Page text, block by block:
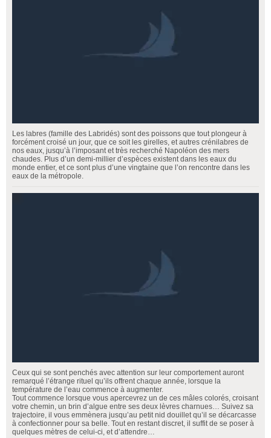
Les labres (famille des Labridés) sont des poissons que tout plongeur à
forcément croisé un jour, que ce soit les girelles, et autres crénilabres de
nos eaux, jusqu’à l’imposant et très recherché Napoléon des mers
chaudes. Plus d’un demi-millier d’espèces existent dans les eaux du
monde entier, et ce sont plus d’une vingtaine que l’on rencontre dans les
eaux de la métropole.
Ceux qui se sont penchés avec attention sur leur comportement auront
remarqué l’étrange rituel qu’ils offrent chaque année, lorsque la
température de l’eau commence à augmenter.
Tout commence lorsque vous apercevrez un de ces mâles colorés, croisant
votre chemin, un brin d’algue entre ses deux lèvres charnues… Suivez sa
trajectoire, il vous emmènera jusqu’au petit nid douillet qu’il se décarcasse
à confectionner pour sa belle. Tout en restant discret, il suffit de se poser à
quelques mètres de celui-ci, et d’attendre…